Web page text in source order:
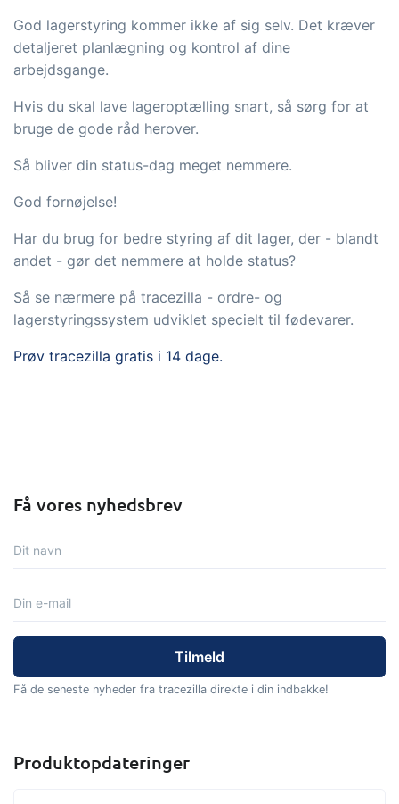
God lagerstyring kommer ikke af sig selv. Det kræver
detaljeret planlægning og kontrol af dine
arbejdsgange.
Hvis du skal lave lageroptælling snart, så sørg for at
bruge de gode råd herover.
Så bliver din status-dag meget nemmere.
God fornøjelse!
Har du brug for bedre styring af dit lager, der - blandt
andet - gør det nemmere at holde status?
Så se nærmere på tracezilla - ordre- og
lagerstyringssystem udviklet specielt til fødevarer.
Prøv tracezilla gratis i 14 dage.
Få vores nyhedsbrev
Få de seneste nyheder fra tracezilla direkte i din indbakke!
Produktopdateringer